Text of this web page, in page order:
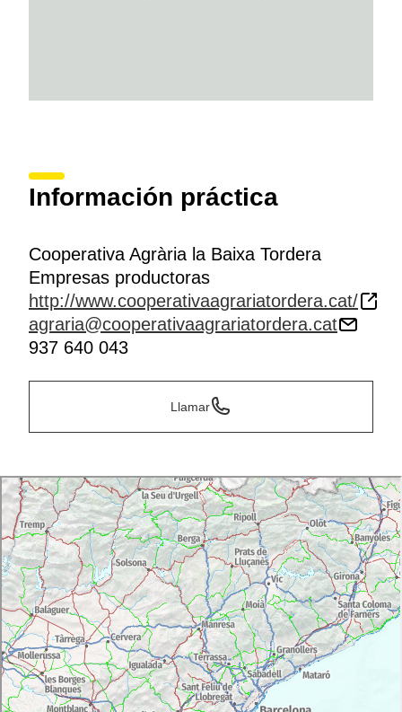
Información práctica
Cooperativa Agrària la Baixa Tordera
Empresas productoras
http://www.cooperativaagrariatordera.cat/
agraria@cooperativaagrariatordera.cat
937 640 043
Llamar